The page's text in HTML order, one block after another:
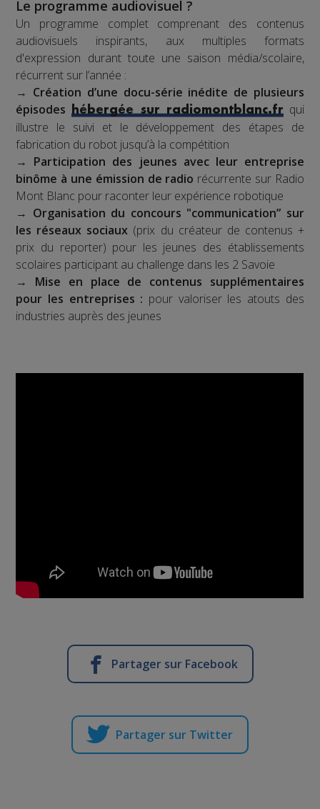
Le programme audiovisuel ?
Un programme complet comprenant des contenus
audiovisuels inspirants, aux multiples formats
d'expression durant toute une saison média/scolaire,
récurrent sur l’année :
→ Création d’une docu-série inédite de plusieurs
épisodes
hébergée sur radiomontblanc.frqui
illustre le suivi et le développement des étapes de
fabrication du robot jusqu’à la compétition
→ Participation des jeunes avec leur entreprise
binôme à une émission de radio récurrente sur Radio
Mont Blanc pour raconter leur expérience robotique
→ Organisation du concours "communication” sur
les réseaux sociaux (prix du créateur de contenus +
prix du reporter) pour les jeunes des établissements
scolaires participant au challenge dans les 2 Savoie
→ Mise en place de contenus supplémentaires
pour les entreprises : pour valoriser les atouts des
industries auprès des jeunes
Partager sur Facebook
Partager sur Twitter